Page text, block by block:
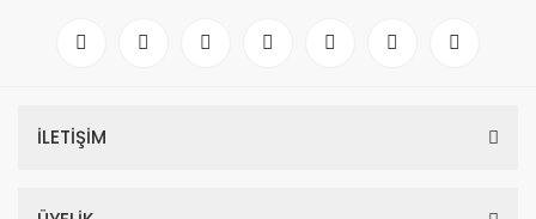
İLETİŞİM